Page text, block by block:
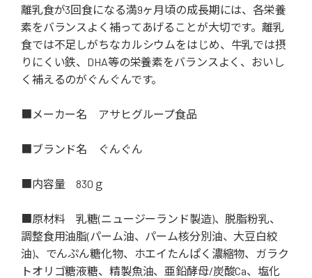
離乳食が3回食になる満9ヶ月頃の成長期には、各栄養
素をバランスよく補ってあげることが大切です。離乳
食では不足しがちなカルシウムをはじめ、牛乳では摂
りにくい鉄、DHA等の栄養素をバランスよく、おいし
く補えるのがぐんぐんです。
■メーカー名 アサヒグループ食品
■ブランド名 ぐんぐん
■内容量 830ｇ
■原材料 乳糖(ニュージーランド製造)、脱脂粉乳、
調整食用油脂(パーム油、パーム核分別油、大豆白絞
油)、でんぷん糖化物、ホエイたんぱく濃縮物、ガラク
トオリゴ糖液糖、精製魚油、亜鉛酵母/炭酸Ca、塩化